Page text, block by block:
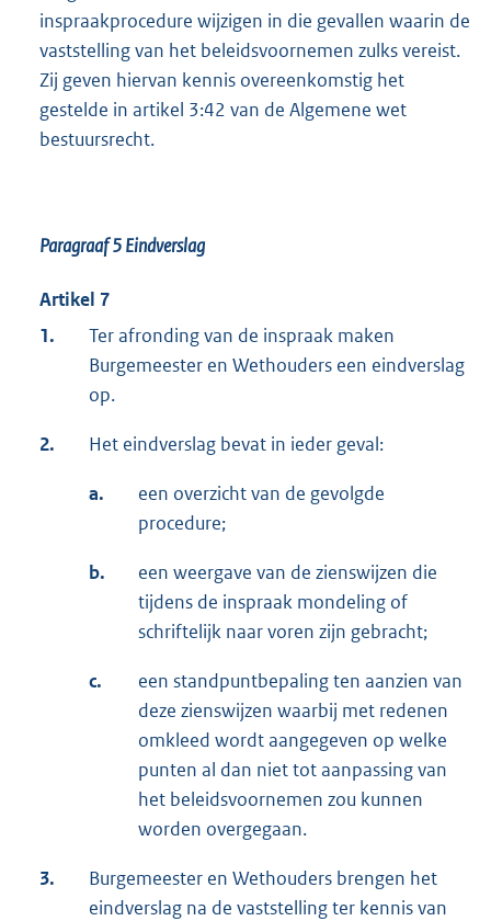
inspraakprocedure wijzigen in die gevallen waarin de
vaststelling van het beleidsvoornemen zulks vereist.
Zij geven hiervan kennis overeenkomstig het
gestelde in artikel 3:42 van de Algemene wet
bestuursrecht.
Paragraaf 5Eindverslag
Artikel 7
1.
Ter afronding van de inspraak maken
Burgemeester en Wethouders een eindverslag
op.
2. Het eindverslag bevat in ieder geval:
a.
een overzicht van de gevolgde
procedure;
b.
een weergave van de zienswijzen die
tijdens de inspraak mondeling of
schriftelijk naar voren zijn gebracht;
c.
een standpuntbepaling ten aanzien van
deze zienswijzen waarbij met redenen
omkleed wordt aangegeven op welke
punten al dan niet tot aanpassing van
het beleidsvoornemen zou kunnen
worden overgegaan.
3.
Burgemeester en Wethouders brengen het
eindverslag na de vaststelling ter kennis van